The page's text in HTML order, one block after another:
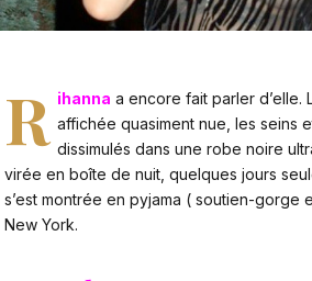
R ihanna a encore fait parler d’elle.
affichée quasiment nue, les seins
dissimulés dans une robe noire
virée en boîte de nuit, quelques jours
s’est montrée en pyjama ( soutien-gorge
New York.